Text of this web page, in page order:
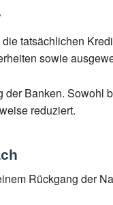
tatsächlichen
sowie
Banken.
reduziert.
Rückgang der